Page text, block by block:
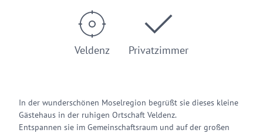
Veldenz Privatzimmer
In der wunderschönen Moselregion begrüßt sie dieses kleine
Gästehaus in der ruhigen Ortschaft Veldenz.
Entspannen sie im Gemeinschaftsraum und auf der großen